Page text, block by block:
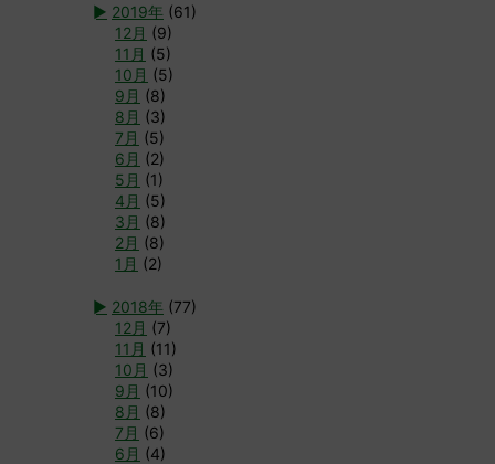
► 2019年 (61)
12月 (9)
11月 (5)
10月 (5)
9月 (8)
8月 (3)
7月 (5)
6月 (2)
5月 (1)
4月 (5)
3月 (8)
2月 (8)
1月 (2)
► 2018年 (77)
12月 (7)
11月 (11)
10月 (3)
9月 (10)
8月 (8)
7月 (6)
6月 (4)